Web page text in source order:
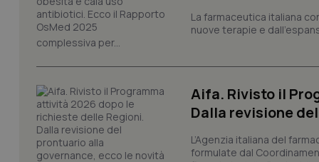
La farmaceutica italiana
nuove terapie e
complessiva per...
Aifa. Rivisto il
Dalla revisione
L’Agenzia italiana del
formulate dal
tracking-sites-
tracking-enable
_ga